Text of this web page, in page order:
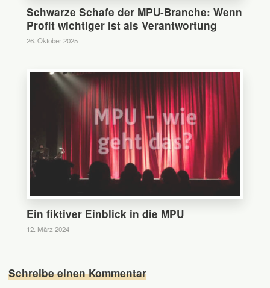
Schwarze Schafe der MPU-Branche: Wenn
Profit wichtiger ist als Verantwortung
26. Oktober 2025
Ein fiktiver Einblick in die MPU
12. März 2024
Schreibe einen Kommentar